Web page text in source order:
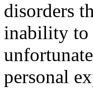
disorders
inability to
personal